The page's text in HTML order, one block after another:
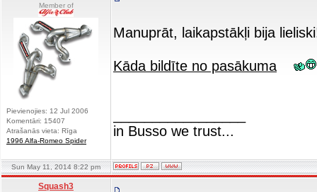
Member of
Pievienojies: 12 Jul 2006
Komentāri: 15407
Atrašanās vieta: Rīga
1996 Alfa-Romeo Spider
Manuprāt, laikapstākļi bija
Kāda bildīte no pasākuma
in Busso we trust...
Sun May 11, 2014 8:22 pm
Squash3